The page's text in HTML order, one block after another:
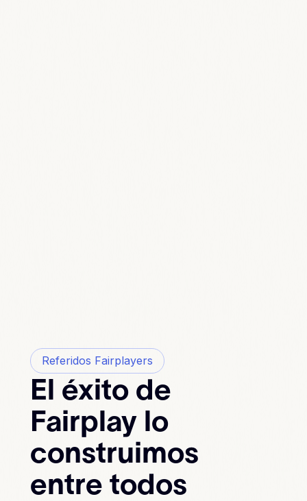
Referidos Fairplayers
El éxito de
Fairplay lo
construimos
entre todos